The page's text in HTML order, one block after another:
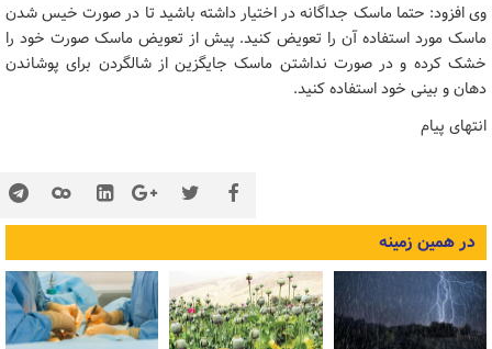
وی افزود: حتما ماسک جداگانه در اختیار داشته باشید تا در صورت خیس شدن
ماسک مورد استفاده آن را تعویض کنید. پیش از تعویض ماسک صورت خود را
خشک کرده و در صورت نداشتن ماسک جایگزین از شالگردن برای پوشاندن
دهان و بینی خود استفاده کنید.
انتهای پیام
در همین زمینه